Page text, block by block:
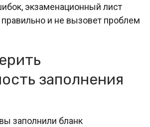
экзаменационный лист
и не вызовет проблем
заполнения
заполнили бланк